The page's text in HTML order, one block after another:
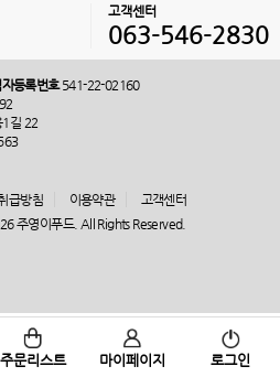
주문리스트 마이페이지 로그인
고객센터
063-546-2830
등록번호541-22-02160
1길 22
급방침 이용약관
고객센터
주영이푸드. All Rights Reserved.